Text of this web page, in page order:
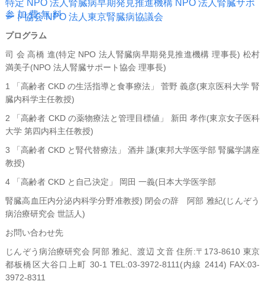
特定 NPO 法人腎臓病早期発見推進機構 NPO 法人腎臓サポ
ート協会 NPO 法人東京腎臓病協議会
参 加 費:無 料
プログラム
司 会 高橋 進(特定 NPO 法人腎臓病早期発見推進機構 理事長) 松村
満美子(NPO 法人腎臓サポート協会 理事長)
1 「高齢者 CKD の生活指導と食事療法」 菅野 義彦(東京医科大学 腎
臓内科学主任教授)
2 「高齢者 CKD の薬物療法と管理目標値」 新田 孝作(東京女子医科
大学 第四内科主任教授)
3 「高齢者 CKD と腎代替療法」 酒井 謙(東邦大学医学部 腎臓学講座
教授)
4 「高齢者 CKD と自己決定」 岡田 一義(日本大学医学部
腎臓高血圧内分泌内科学分野准教授) 閉会の辞 阿部 雅紀(じんぞう
病治療研究会 世話人)
お問い合わせ先
じんぞう病治療研究会 阿部 雅紀、渡辺 文音 住所:〒173-8610 東京
都板橋区大谷口上町 30-1 TEL:03-3972-8111(内線 2414) FAX:03-
3972-8311